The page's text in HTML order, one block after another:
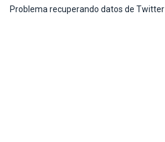
Problema recuperando datos de Twitter